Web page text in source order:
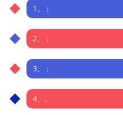
1、；
2、；
3、；
4、。